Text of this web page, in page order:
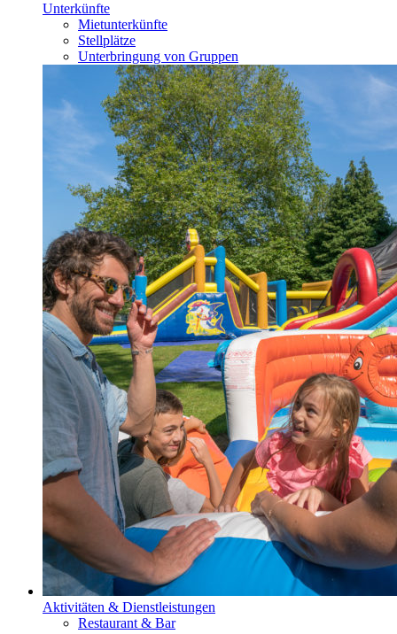
Unterkünfte
Mietunterkünfte
Stellplätze
Unterbringung von Gruppen
Aktivitäten & Dienstleistungen
Restaurant & Bar